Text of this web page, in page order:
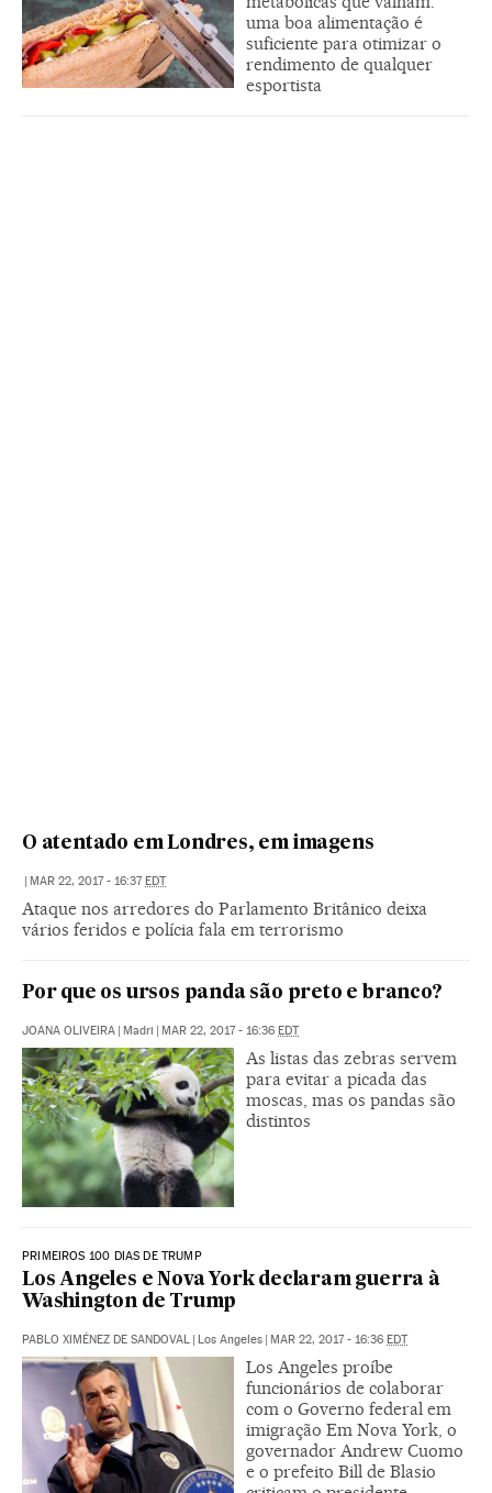
uma boa alimentação é
suficiente para otimizar o
rendimento de qualquer
esportista
O atentado em Londres, em imagens
| MAR 22, 2017 - 16:37EDT
Ataque nos arredores do Parlamento Britânico deixa
vários feridos e polícia fala em terrorismo
Por que os ursos panda são preto e branco?
JOANA OLIVEIRA | Madri | MAR 22, 2017 - 16:36 EDT
As listas das zebras servem
para evitar a picada das
moscas, mas os pandas são
distintos
PRIMEIROS 100 DIAS DE TRUMP
Los Angeles e Nova York declaram guerra à
Washington de Trump
PABLO XIMÉNEZ DE SANDOVAL | Los Angeles | MAR 22, 2017 - 16:36 EDT
Los Angeles proíbe
funcionários de colaborar
com o Governo federal em
imigração Em Nova York, o
governador Andrew Cuomo
e o prefeito Bill de Blasio